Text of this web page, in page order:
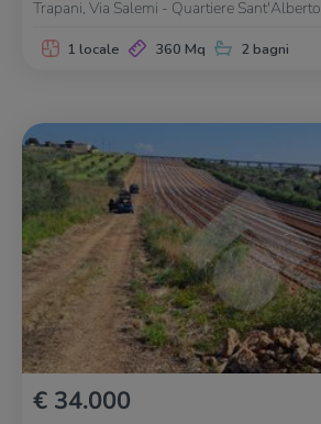
Trapani, Via Salemi - Quartiere Sant'Alberto
1 locale 360 Mq 2 bagni
€ 34.000